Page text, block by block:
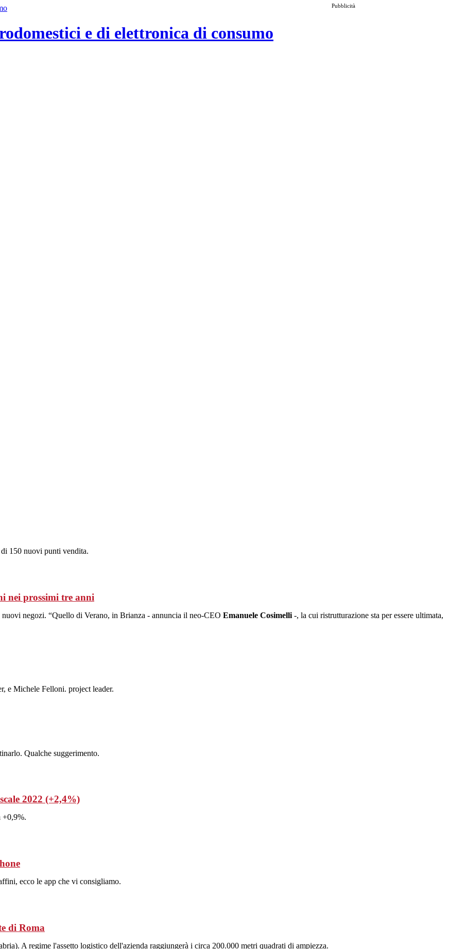
Pubblicità
e di elettronica di consumo
150 nuovi punti vendita.
nei prossimi tre anni
negozi. “Quello di Verano, in Brianza - annuncia il neo-CEO Emanuele Cosimelli -, la cui ristrutturazione sta per essere ultimata,
e Michele Felloni. project leader.
Qualche suggerimento.
2022 (+2,4%)
+0,9%.
ecco le app che vi consigliamo.
di Roma
A regime l'assetto logistico dell'azienda raggiungerà i circa 200.000 metri quadrati di ampiezza.